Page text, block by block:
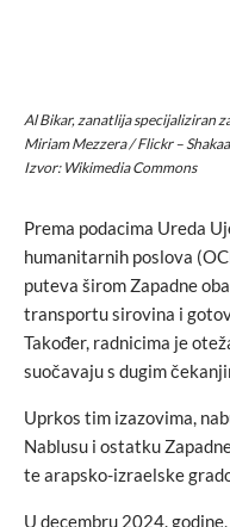
Al Bikar, zanatlija specijaliziran
Miriam Mezzera / Flickr –
Izvor: Wikimedia Commons
Prema podacima Ureda
humanitarnih poslova
puteva širom Zapadne
transportu sirovina i
Također, radnicima je
suočavaju s dugim
Uprkos tim izazovima,
Nablusu i ostatku
te arapsko-izraelske
U decembru 2024.